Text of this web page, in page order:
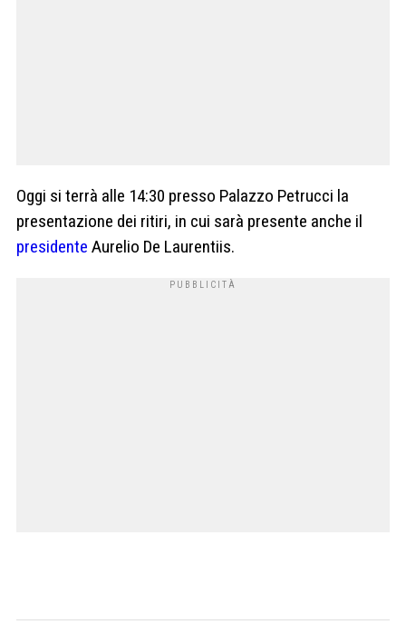
Oggi si terrà alle 14:30 presso Palazzo Petrucci la
presentazione dei ritiri, in cui sarà presente anche il
presidente Aurelio De Laurentiis.